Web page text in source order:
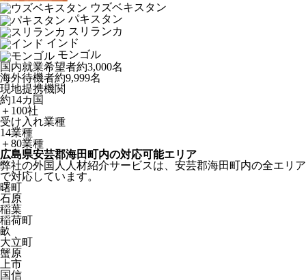
ウズベキスタン
パキスタン
スリランカ
インド
モンゴル
国内就業希望者約3,000名
海外待機者約9,999名
現地提携機関
約14カ国
＋100社
受け入れ業種
14業種
＋80業種
広島県安芸郡海田町内の対応可能エリア
弊社の外国人人材紹介サービスは、安芸郡海田町内の全エリア
で対応しています。
曙町
石原
稲葉
稲荷町
畝
大立町
蟹原
上市
国信